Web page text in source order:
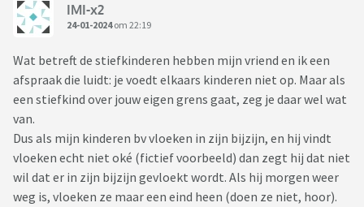
IMI-x2
24-01-2024om 22:19
Wat betreft de stiefkinderen hebben mijn vriend en ik een
afspraak die luidt: je voedt elkaars kinderen niet op. Maar als
een stiefkind over jouw eigen grens gaat, zeg je daar wel wat
van.
Dus als mijn kinderen bv vloeken in zijn bijzijn, en hij vindt
vloeken echt niet oké (fictief voorbeeld) dan zegt hij dat niet
wil dat er in zijn bijzijn gevloekt wordt. Als hij morgen weer
weg is, vloeken ze maar een eind heen (doen ze niet, hoor).